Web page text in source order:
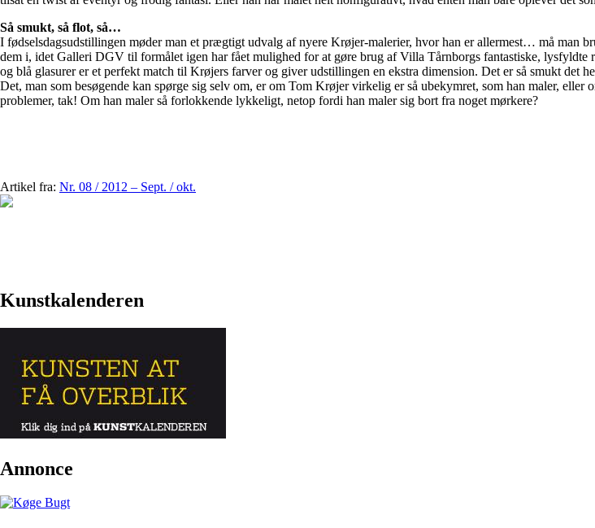
Så smukt, så flot, så…
I fødselsdagsudstillingen møder man et prægtigt udvalg af nyere Krøjer-malerier, hvor han er allermest… må man
dem i, idet Galleri DGV til formålet igen har fået mulighed for at gøre brug af Villa Tårnborgs fantastiske,
og blå glasurer er et perfekt match til Krøjers farver og giver udstillingen en ekstra dimension. Det er så smukt det
Det, man som besøgende kan spørge sig selv om, er om Tom Krøjer virkelig er så ubekymret, som han maler,
problemer, tak! Om han maler så forlokkende lykkeligt, netop fordi han maler sig bort fra noget mørkere?
Artikel fra: Nr. 08 / 2012 – Sept. / okt.
Kunstkalenderen
Annonce